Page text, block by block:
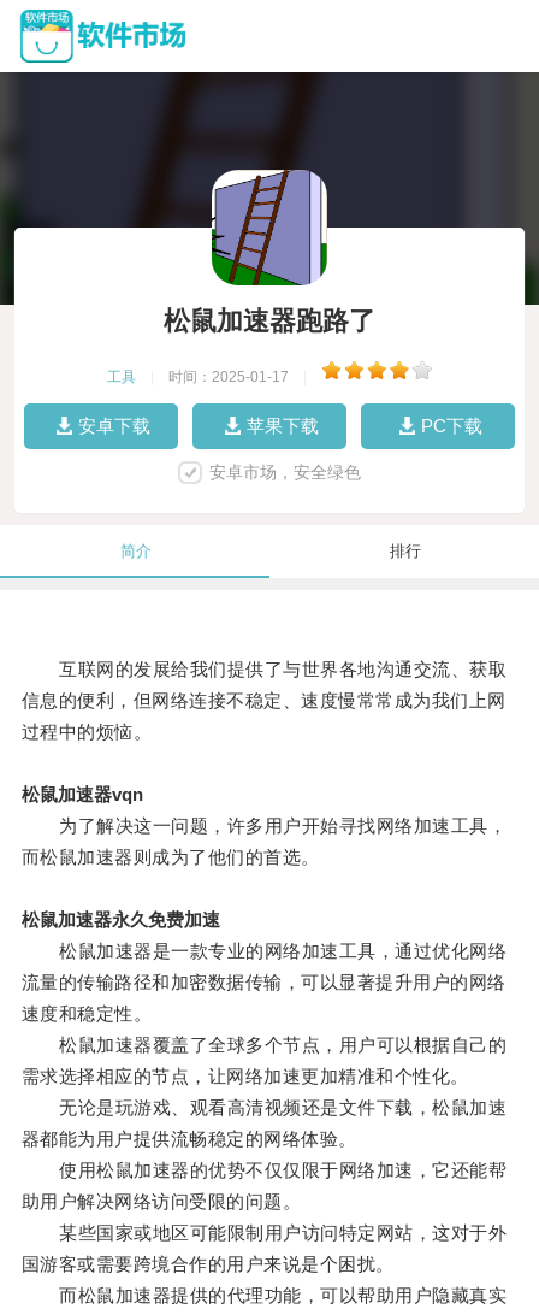
松鼠加速器跑路了
工具 时间：2025-01-17
安卓下载 苹果下载 PC下载
安卓市场，安全绿色
简介 排行
互联网的发展给我们提供了与世界各地沟通交流、获取
信息的便利，但网络连接不稳定、速度慢常常成为我们上网
过程中的烦恼。
松鼠加速器vqn
为了解决这一问题，许多用户开始寻找网络加速工具，
而松鼠加速器则成为了他们的首选。
松鼠加速器永久免费加速
松鼠加速器是一款专业的网络加速工具，通过优化网络
流量的传输路径和加密数据传输，可以显著提升用户的网络
速度和稳定性。
松鼠加速器覆盖了全球多个节点，用户可以根据自己的
需求选择相应的节点，让网络加速更加精准和个性化。
无论是玩游戏、观看高清视频还是文件下载，松鼠加速
器都能为用户提供流畅稳定的网络体验。
使用松鼠加速器的优势不仅仅限于网络加速，它还能帮
助用户解决网络访问受限的问题。
某些国家或地区可能限制用户访问特定网站，这对于外
国游客或需要跨境合作的用户来说是个困扰。
而松鼠加速器提供的代理功能，可以帮助用户隐藏真实